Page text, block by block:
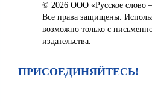
© 2026 ООО «Русское слово
Все права защищены.
возможно только с
издательства.
ПРИСОЕДИНЯЙТЕСЬ!